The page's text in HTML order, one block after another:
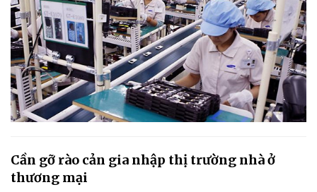
Cần gỡ rào cản gia nhập thị trường nhà ở
thương mại